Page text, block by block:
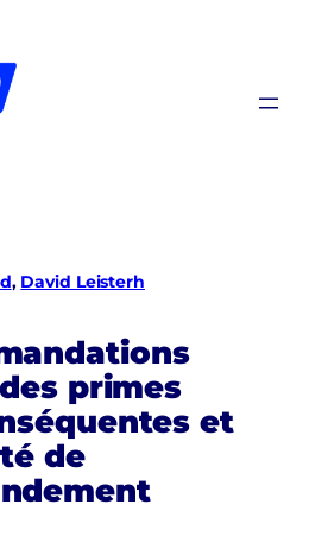
, David Leisterh
primes
et
de